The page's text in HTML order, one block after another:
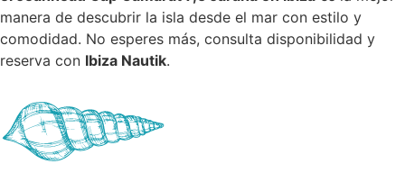
manera de descubrir la isla desde el mar con estilo y
comodidad. No esperes más, consulta disponibilidad y
reserva con Ibiza Nautik.